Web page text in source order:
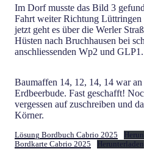
Im Dorf musste das Bild 3
Fahrt weiter Richtung
jetzt geht es über die Werler
Hüsten nach Bruchhausen bei
anschliessenden Wp2 und GLP1.
Baumaffen 14, 12, 14, 14 war
Erdbeerbude. Fast geschafft!
vergessen auf zuschreiben und
Körner.
Lösung Bordbuch Cabrio 2025
Bordkarte Cabrio 2025
Herunterladen